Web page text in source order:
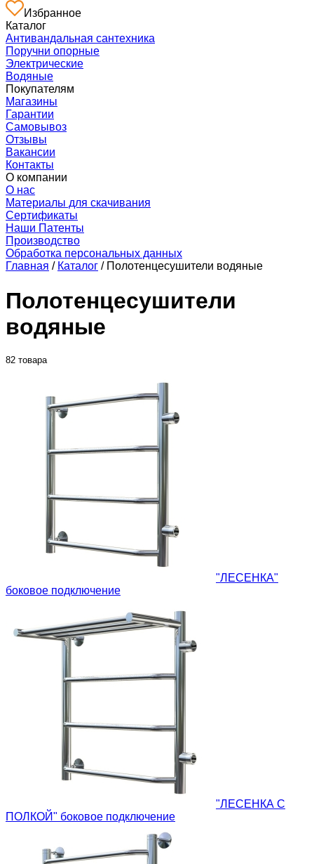
Избранное
Каталог
Антивандальная сантехника
Поручни опорные
Электрические
Водяные
Покупателям
Магазины
Гарантии
Самовывоз
Отзывы
Вакансии
Контакты
О компании
О нас
Материалы для скачивания
Сертификаты
Наши Патенты
Производство
Обработка персональных данных
Главная / Каталог / Полотенцесушители водяные
Полотенцесушители
водяные
82 товара
"ЛЕСЕНКА"
боковое подключение
"ЛЕСЕНКА С
ПОЛКОЙ" боковое подключение